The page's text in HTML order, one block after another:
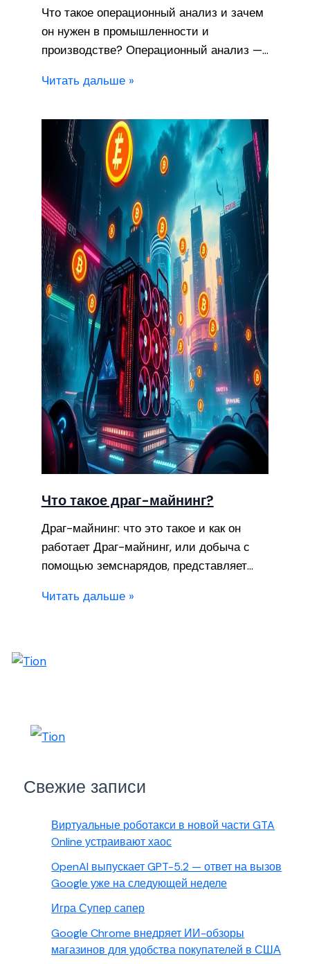
Что такое операционный анализ и зачем
он нужен в промышленности и
производстве? Операционный анализ —…
Читать дальше »
Что такое драг-майнинг?
Драг-майнинг: что это такое и как он
работает Драг-майнинг, или добыча с
помощью земснарядов, представляет…
Читать дальше »
Свежие записи
Виртуальные роботакси в новой части GTA
Online устраивают хаос
OpenAI выпускает GPT-5.2 — ответ на вызов
Google уже на следующей неделе
Игра Супер сапер
Google Chrome внедряет ИИ-обзоры
магазинов для удобства покупателей в США